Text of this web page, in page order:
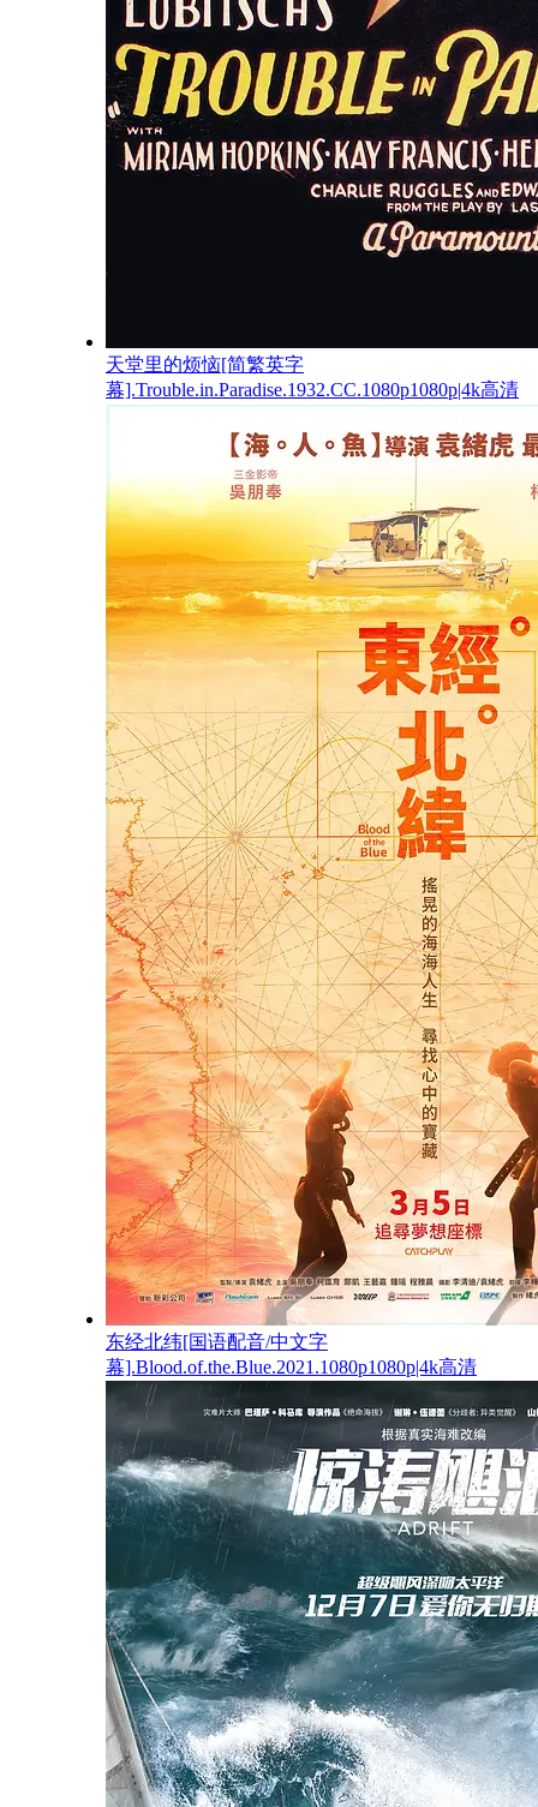
天堂里的烦恼[简繁英字
幕].Trouble.in.Paradise.1932.CC.1080p1080p|4k高清
东经北纬[国语配音/中文字
幕].Blood.of.the.Blue.2021.1080p1080p|4k高清